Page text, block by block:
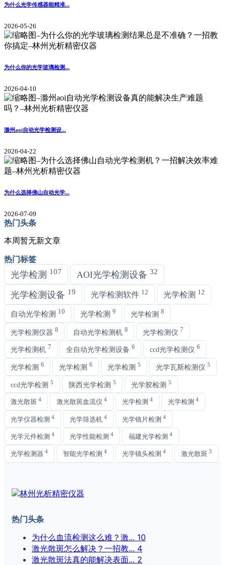
为什么光学传感器能精准...
2026-05-26
为什么你的光学玻璃检测...
2026-04-10
滁州aoi自动光学检测设...
2026-04-22
为什么选择佛山自动光学...
2026-07-09
热门头条
本周暂无新文章
热门标签
光学检测 107 AOI光学检测设备 32
光学检测设备 19 光学检测软件 12 光学检测 12
自动光学检测 10 光学检测 9 光学检测 8
光学检测仪器 8 自动光学检测机 8 光学检测仪 7
光学检测机 7 全自动光学检测设备 6 ccd光学检测仪 6
光学检测 6 光学检测 6 光学检测 5 光学瓦斯检测仪 5
ccd光学检测 5 陕西光学检测 5 光学胶检测 5
激光散斑 4 激光散斑血流仪 4 光学检测 4 光学检测 4
光学仪器检测 4 光学筛选机 4 光学镜片检测 4
光学元件检测 4 光学性能检测 4 福建光学检测 4
光学检测器 4 智能光学检测 4 光学镜头检测 4 激光散斑 3
热门头条
为什么血流检测这么难？激... 10
激光散斑怎么解决？一招教... 4
激光散斑法真的能解决表面... 2